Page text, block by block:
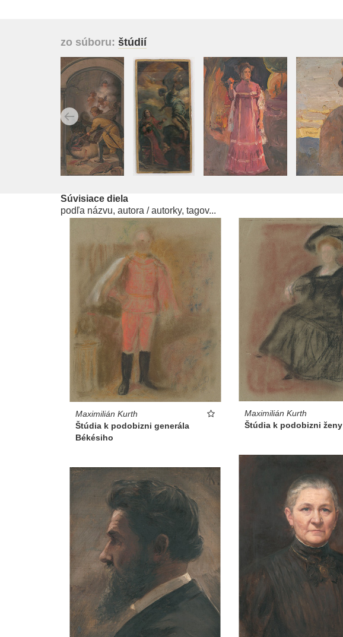
zo súboru: štúdií
Súvisiace diela
podľa názvu, autora / autorky, tagov...
Maximilián Kurth
Štúdia k podobizni generála
Békésiho
Maximilián Kurth
Štúdia k podobizni ženy